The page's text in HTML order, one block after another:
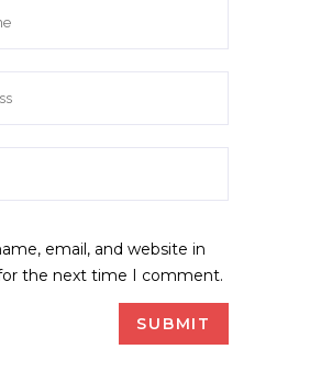
email, and website in
the next time I comment.